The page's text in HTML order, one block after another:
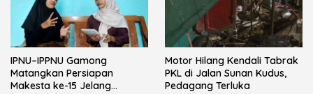
IPNU–IPPNU Gamong
Matangkan Persiapan
Makesta ke-15 Jelang
Motor Hilang Kendali Tabrak
PKL di Jalan Sunan Kudus,
Pedagang Terluka